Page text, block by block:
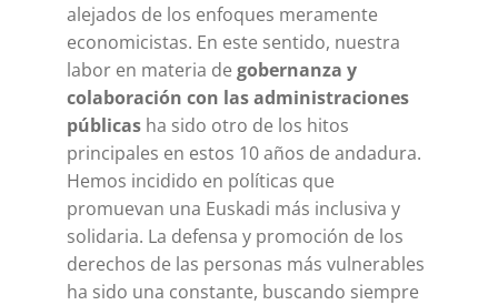
alejados de los enfoques meramente
economicistas. En este sentido, nuestra
labor en materia de gobernanza y
colaboración con las administraciones
públicas ha sido otro de los hitos
principales en estos 10 años de andadura.
Hemos incidido en políticas que
promuevan una Euskadi más inclusiva y
solidaria. La defensa y promoción de los
derechos de las personas más vulnerables
ha sido una constante, buscando siempre